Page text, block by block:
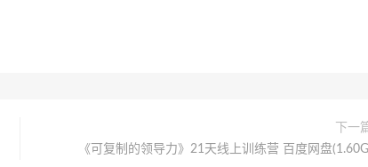
下一
《可复制的领导力》21天线上训练营 百度网盘